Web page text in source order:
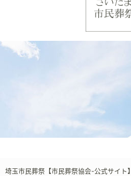
埼玉市民葬祭【市民葬祭協会-公式サイト】